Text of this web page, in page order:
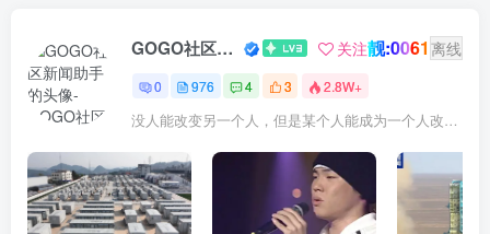
GOGO社区新闻助手 关注靓:0061 离线
0 976 4 3 2.8W+
没人能改变另一个人，但是某个人能成为一个人改变的原因